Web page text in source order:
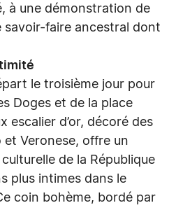
à une démonstration de
savoir-faire ancestral dont
le troisième jour pour
Doges et de la place
escalier d’or, décoré des
Veronese, offre un
de la République
plus intimes dans le
coin bohème, bordé par